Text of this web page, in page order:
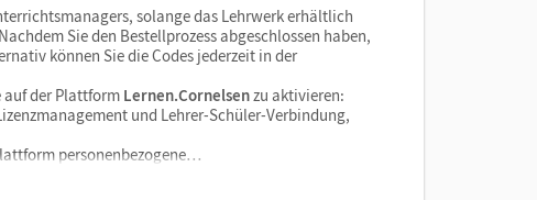
solange das Lehrwerk erhältlich
Sie den Bestellprozess abgeschlossen haben,
können Sie die Codes jederzeit in der
auf der Plattform Lernen.Cornelsenzu aktivieren:
und Lehrer-Schüler-Verbindung,
personenbezogene…